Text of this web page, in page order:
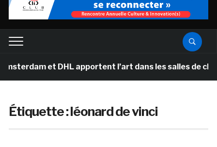
et DHL apportent l’art dans les salles de classe des
Étiquette :léonard de vinci